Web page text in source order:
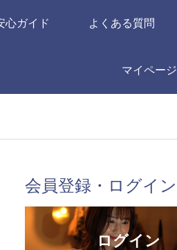
心ガイド よくある質問
マイページ
会員登録・ログイン
ログイン